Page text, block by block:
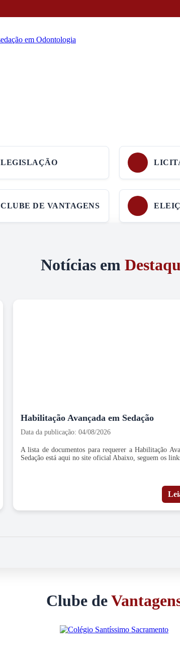
LEGISLAÇÃO
CLUBE DE VANTAGENS
Notícias em
Habilitação Avançada em Sedação
Data da publicação: 04/08/2026
A lista de documentos para requerer a Habilitação
Sedação está aqui no site oficial Abaixo, seguem os
Clube de